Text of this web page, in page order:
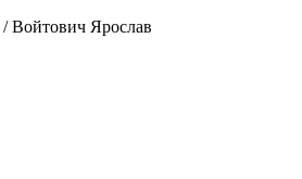
/Войтович Ярослав